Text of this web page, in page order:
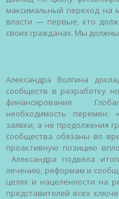
максимальный переход на
власти — первые, кто
своих гражданах. Мы
Александра Волгина
сообществ в разработку
финансирование
необходимость перемен:
заявки, а не продолжения
сообщества обязаны во
проактивную позицию
Александра подвела
лечению, реформам и
целях и нацеленности на
представителей всех